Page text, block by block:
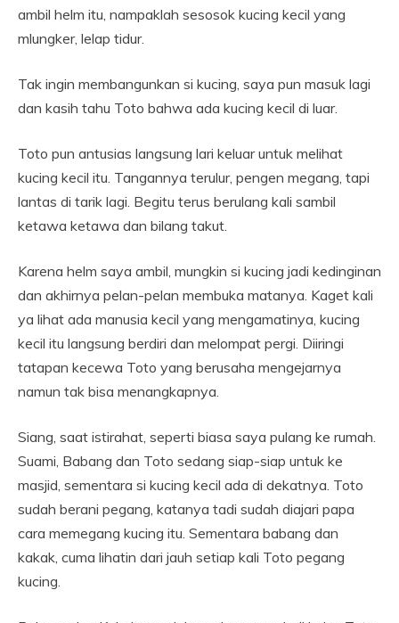
ambil helm itu, nampaklah sesosok kucing kecil yang
mlungker, lelap tidur.
Tak ingin membangunkan si kucing, saya pun masuk lagi
dan kasih tahu Toto bahwa ada kucing kecil di luar.
Toto pun antusias langsung lari keluar untuk melihat
kucing kecil itu. Tangannya terulur, pengen megang, tapi
lantas di tarik lagi. Begitu terus berulang kali sambil
ketawa ketawa dan bilang takut.
Karena helm saya ambil, mungkin si kucing jadi kedinginan
dan akhirnya pelan-pelan membuka matanya. Kaget kali
ya lihat ada manusia kecil yang mengamatinya, kucing
kecil itu langsung berdiri dan melompat pergi. Diiringi
tatapan kecewa Toto yang berusaha mengejarnya
namun tak bisa menangkapnya.
Siang, saat istirahat, seperti biasa saya pulang ke rumah.
Suami, Babang dan Toto sedang siap-siap untuk ke
masjid, sementara si kucing kecil ada di dekatnya. Toto
sudah berani pegang, katanya tadi sudah diajari papa
cara memegang kucing itu. Sementara babang dan
kakak, cuma lihatin dari jauh setiap kali Toto pegang
kucing.